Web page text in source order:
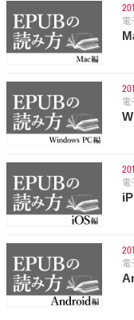
電
電
電
電